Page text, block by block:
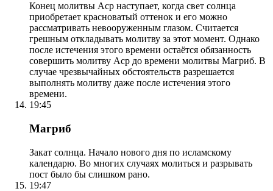
Конец молитвы Аср наступает, когда свет солнца
приобретает красноватый оттенок и его можно
рассматривать невооруженным глазом. Считается
грешным откладывать молитву за этот момент. Однако
после истечения этого времени остаётся обязанность
совершить молитву Аср до времени молитвы Магриб. В
случае чрезвычайных обстоятельств разрешается
выполнять молитву даже после истечения этого
времени.
19:45
Магриб
Закат солнца. Начало нового дня по исламскому
календарю. Во многих случаях молиться и разрывать
пост было бы слишком рано.
19:47